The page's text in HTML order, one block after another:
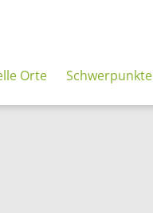
Orte Schwerpunkte